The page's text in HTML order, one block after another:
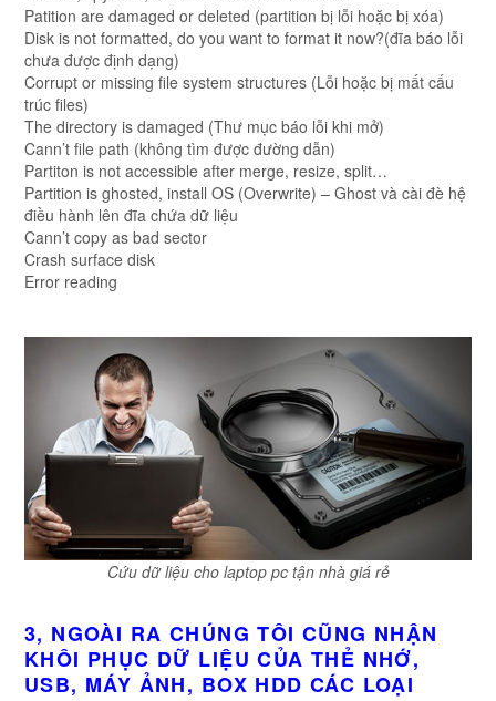
Patition are damaged or deleted (partition bị lỗi hoặc bị xóa)
Disk is not formatted, do you want to format it now?(đĩa báo lỗi
chưa được định dạng)
Corrupt or missing file system structures (Lỗi hoặc bị mất cấu
trúc files)
The directory is damaged (Thư mục báo lỗi khi mở)
Cann’t file path (không tìm được đường dẫn)
Partiton is not accessible after merge, resize, split…
Partition is ghosted, install OS (Overwrite) – Ghost và cài đè hệ
điều hành lên đĩa chứa dữ liệu
Cann’t copy as bad sector
Crash surface disk
Error reading
Cứu dữ liệu cho laptop pc tận nhà giá rẻ
3, NGOÀI RA CHÚNG TÔI CŨNG NHẬN
KHÔI PHỤC DỮ LIỆU CỦA THẺ NHỚ,
USB, MÁY ẢNH, BOX HDD CÁC LOẠI